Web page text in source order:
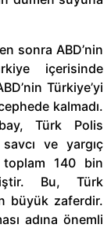
sonra ABD’nin
içerisinde
Türkiye’yi
kalmadı.
Türk Polis
ve yargıç
toplam 140 bin
Bu, Türk
büyük zaferdir.
adına önemli